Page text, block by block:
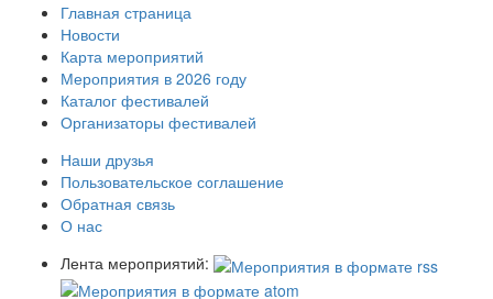
Главная страница
Новости
Карта мероприятий
Мероприятия в 2026 году
Каталог фестивалей
Организаторы фестивалей
Наши друзья
Пользовательское соглашение
Обратная связь
О нас
Лента мероприятий: